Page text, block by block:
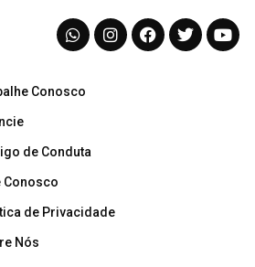
Conosco
de Conduta
Conosco
de Privacidade
Nós